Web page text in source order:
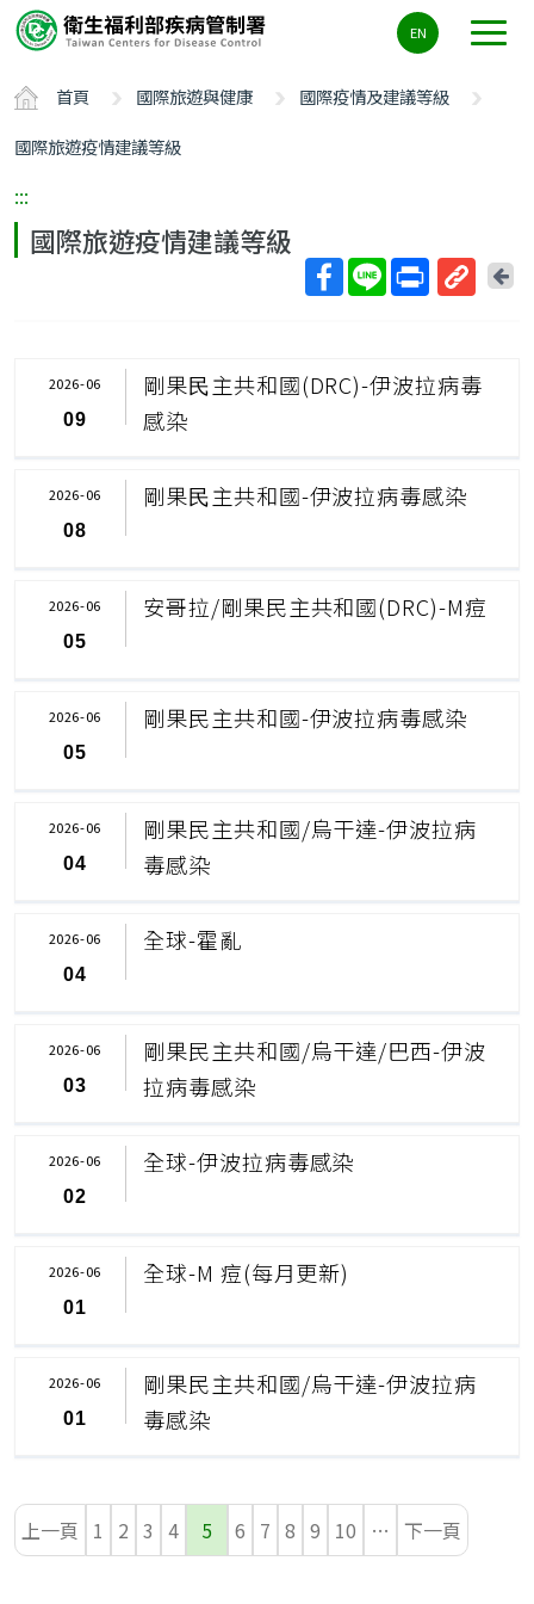
要
容
ALT+C
EN
首頁 國際旅遊與健康
國際疫情及建議等級
國際旅遊疫情建議等級
:::
國際旅遊疫情建議等級
網
回
剛果⺠主共和國(DRC)-伊波拉病毒
感染
2026-06
09
剛果⺠主共和國-伊波拉病毒感染
2026-06
08
安哥拉/剛果民主共和國(DRC)-M痘
2026-06
05
剛果民主共和國-伊波拉病毒感染
2026-06
05
剛果民主共和國/烏干達-伊波拉病
毒感染
2026-06
04
全球-霍亂
2026-06
04
剛果民主共和國/烏干達/巴西-伊波
拉病毒感染
2026-06
03
全球-伊波拉病毒感染
2026-06
02
全球-M 痘(每月更新)
2026-06
01
剛果民主共和國/烏干達-伊波拉病
毒感染
2026-06
01
上一頁 1 2 3 4 5 6 7 8 9 10 … 下一頁